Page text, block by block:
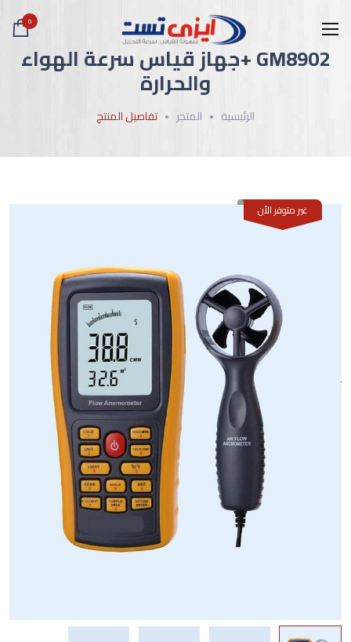
0
GM8902 +جهاز قياس سرعة الهواء
والحرارة
الرئيسية المتجر تفاصيل المنتج
غير متوفر الأن